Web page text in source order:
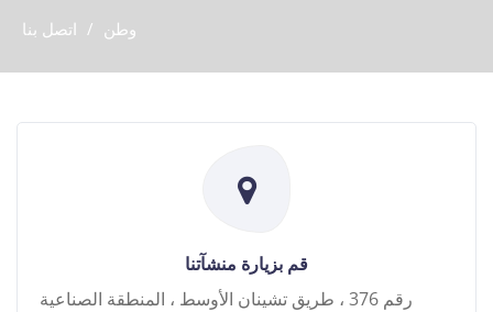
وطن اتصل بنا
قم بزيارة منشآتنا
رقم 376 ، طريق تشينان الأوسط ، المنطقة الصناعية